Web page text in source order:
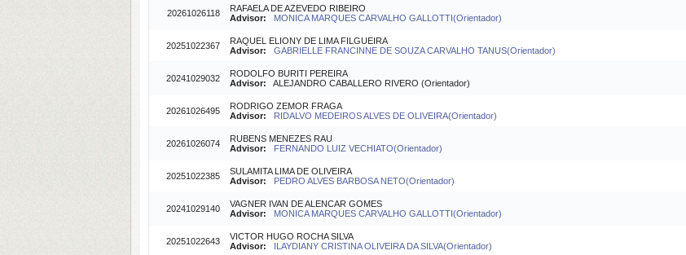
20261026118
RAFAELA DE AZEVEDO RIBEIRO
Advisor:
MONICA MARQUES CARVALHO GALLOTTI(Orientador)
20251022367
RAQUEL ELIONY DE LIMA FILGUEIRA
Advisor:
GABRIELLE FRANCINNE DE SOUZA CARVALHO TANUS(Orientador)
20241029032
RODOLFO BURITI PEREIRA
Advisor: ALEJANDRO CABALLERO RIVERO (Orientador)
20261026495
RODRIGO ZEMOR FRAGA
Advisor:
RIDALVO MEDEIROS ALVES DE OLIVEIRA(Orientador)
20261026074
RUBENS MENEZES RAU
Advisor:
FERNANDO LUIZ VECHIATO(Orientador)
20251022385
SULAMITA LIMA DE OLIVEIRA
Advisor:
PEDRO ALVES BARBOSA NETO(Orientador)
20241029140
VAGNER IVAN DE ALENCAR GOMES
Advisor:
MONICA MARQUES CARVALHO GALLOTTI(Orientador)
20251022643
VICTOR HUGO ROCHA SILVA
Advisor:
ILAYDIANY CRISTINA OLIVEIRA DA SILVA(Orientador)